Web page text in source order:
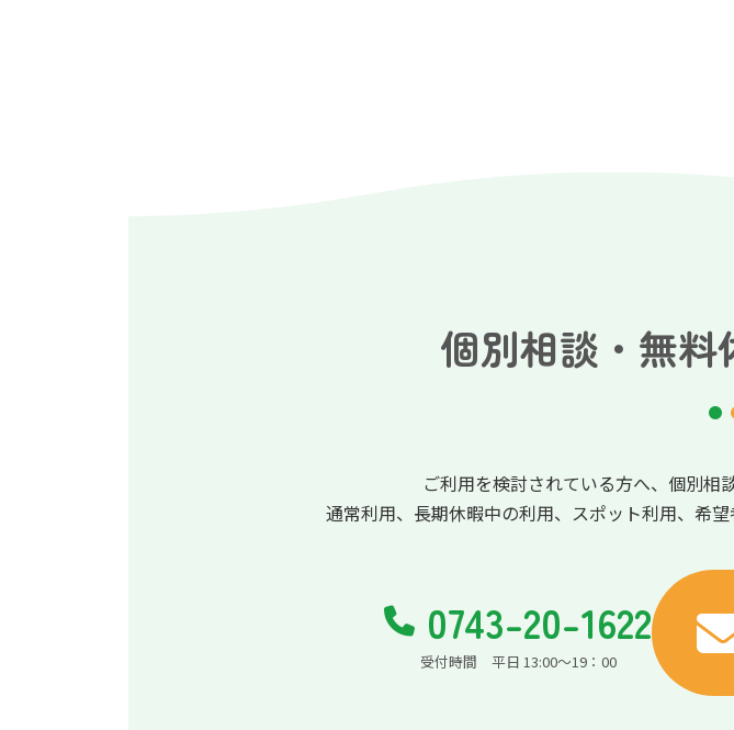
個別相談・無料
ご利用を検討されている方へ、個別相
通常利用、長期休暇中の利用、スポット利用、希
0743-20-1622
受付時間 平日 13:00～19：00